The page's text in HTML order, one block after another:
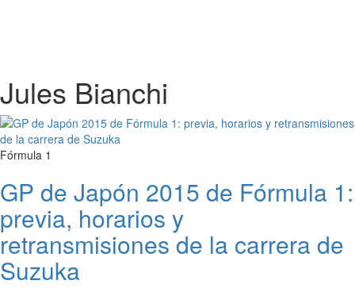
Jules Bianchi
Fórmula 1
GP de Japón 2015 de Fórmula 1:
previa, horarios y
retransmisiones de la carrera de
Suzuka